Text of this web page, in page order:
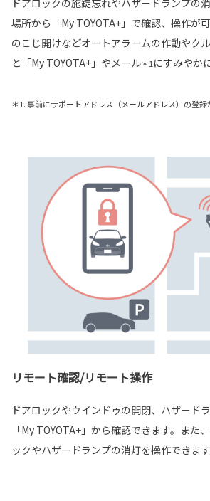
場所から「My TOYOTA+」で確認、操作が
のこじ開けなどオートアラームの作動やク
と「My TOYOTA+」やメール＊1 にすみやか
＊1. 事前にサポートアドレス（メールアドレス）の登録
リモート確認/リモート操作
ドアロックやウインドゥの開閉、ハザード
「My TOYOTA+」から確認できます。また
ックやハザードランプの消灯を操作できます